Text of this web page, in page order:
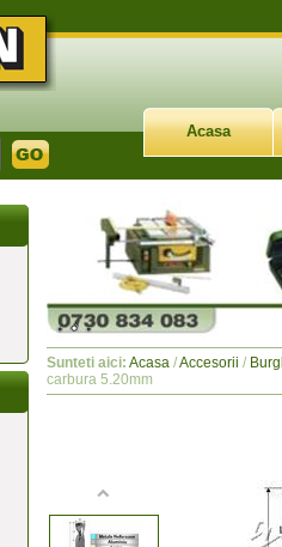
Acasa
Sunteti aici: Acasa/Accesorii /
carbura 5.20mm